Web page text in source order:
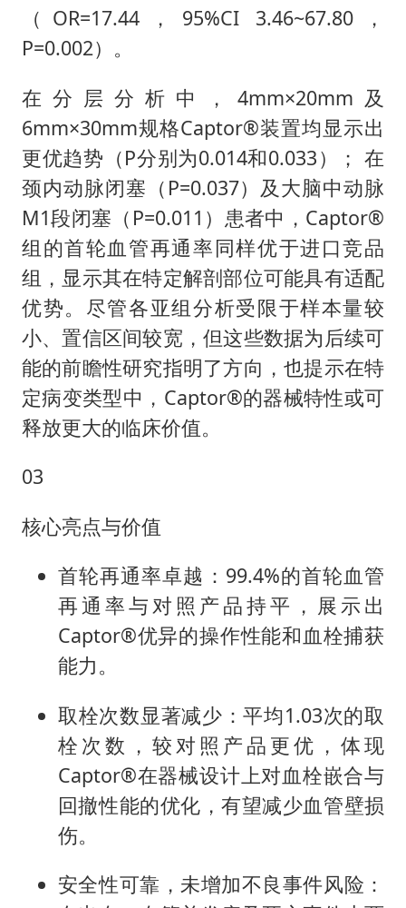
（OR=17.44，95%CI 3.46~67.80，
P=0.002）。
在分层分析中，4mm×20mm及
6mm×30mm规格Captor®装置均显示出
更优趋势（P分别为0.014和0.033）； 在
颈内动脉闭塞（P=0.037）及大脑中动脉
M1段闭塞（P=0.011）患者中，Captor®
组的首轮血管再通率同样优于进口竞品
组，显示其在特定解剖部位可能具有适配
优势。尽管各亚组分析受限于样本量较
小、置信区间较宽，但这些数据为后续可
能的前瞻性研究指明了方向，也提示在特
定病变类型中，Captor®的器械特性或可
释放更大的临床价值。
03
核心亮点与价值
首轮再通率卓越：99.4%的首轮血管
再通率与对照产品持平，展示出
Captor®优异的操作性能和血栓捕获
能力。
取栓次数显著减少：平均1.03次的取
栓次数，较对照产品更优，体现
Captor®在器械设计上对血栓嵌合与
回撤性能的优化，有望减少血管壁损
伤。
安全性可靠，未增加不良事件风险：